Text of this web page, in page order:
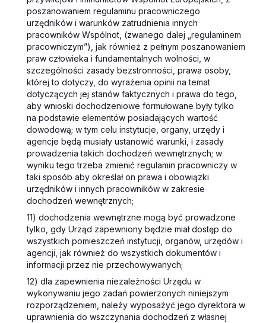
poszanowaniem regulaminu pracowniczego
urzędników i warunków zatrudnienia innych
pracowników Wspólnot, (zwanego dalej „regulaminem
pracowniczym”), jak również z pełnym poszanowaniem
praw człowieka i fundamentalnych wolności, w
szczególności zasady bezstronności, prawa osoby,
której to dotyczy, do wyrażenia opinii na temat
dotyczących jej stanów faktycznych i prawa do tego,
aby wnioski dochodzeniowe formułowane były tylko
na podstawie elementów posiadających wartość
dowodową; w tym celu instytucje, organy, urzędy i
agencje będą musiały ustanowić warunki, i zasady
prowadzenia takich dochodzeń wewnętrznych; w
wyniku tego trzeba zmienić regulamin pracowniczy w
taki sposób aby określał on prawa i obowiązki
urzędników i innych pracowników w zakresie
dochodzeń wewnętrznych;
11) dochodzenia wewnętrzne mogą być prowadzone
tylko, gdy Urząd zapewniony będzie miał dostęp do
wszystkich pomieszczeń instytucji, organów, urzędów i
agencji, jak również do wszystkich dokumentów i
informacji przez nie przechowywanych;
12) dla zapewnienia niezależności Urzędu w
wykonywaniu jego zadań powierzonych niniejszym
rozporządzeniem, należy wyposażyć jego dyrektora w
uprawnienia do wszczynania dochodzeń z własnej